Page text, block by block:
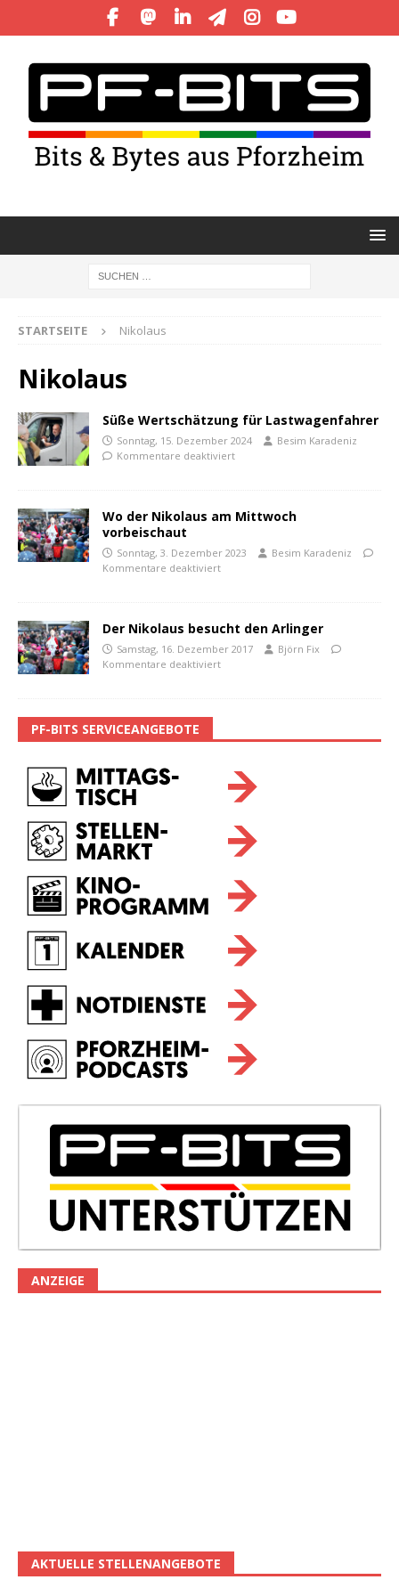
STARTSEITE Nikolaus
Nikolaus
Süße Wertschätzung für Lastwagenfahrer
Sonntag, 15. Dezember 2024
Besim Karadeniz
Kommentare deaktiviert
Wo der Nikolaus am Mittwoch
vorbeischaut
Sonntag, 3. Dezember 2023
Besim Karadeniz
Kommentare deaktiviert
Der Nikolaus besucht den Arlinger
Samstag, 16. Dezember 2017
Björn Fix
Kommentare deaktiviert
PF-BITS SERVICEANGEBOTE
ANZEIGE
AKTUELLE STELLENANGEBOTE